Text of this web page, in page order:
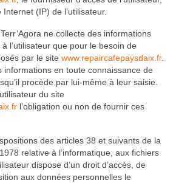
Internet (IP) de l’utilisateur.
ne collecte des informations
l’utilisateur que pour le besoin de
par le site www.repaircafepaysdaix.fr.
informations en toute connaissance de
procède par lui-même à leur saisie.
du site
l’obligation ou non de fournir ces
des articles 38 et suivants de la
relative à l’informatique, aux fichiers
dispose d’un droit d’accès, de
aux données personnelles le